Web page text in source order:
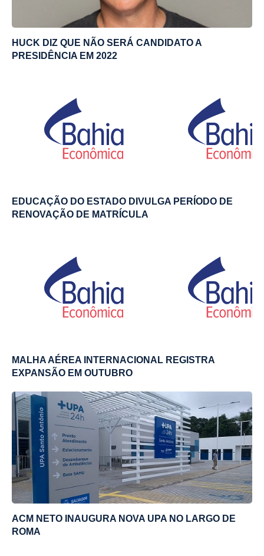
HUCK DIZ QUE NÃO SERÁ CANDIDATO A
PRESIDÊNCIA EM 2022
EDUCAÇÃO DO ESTADO DIVULGA PERÍODO DE
RENOVAÇÃO DE MATRÍCULA
MALHA AÉREA INTERNACIONAL REGISTRA
EXPANSÃO EM OUTUBRO
ACM NETO INAUGURA NOVA UPA NO LARGO DE
ROMA